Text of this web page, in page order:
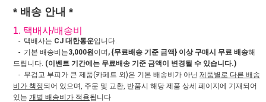
* 배송 안내 *
1. 택배사/배송비
- 택배사는 CJ 대한통운입니다.
- 기본 배송비는3,000원이며, {무료배송 기준 금액} 이상 구매시 무료 배송해
드립니다. (이벤트 기간에는 무료배송 기준 금액이 변경될 수 있습니다.)
- 무겁고 부피가 큰 제품(카페트 외)은 기본 배송비가 아닌 제품별로 다른 배송
비가 책정되어 있으며, 주문 및 교환, 반품시 해당 제품 상세 페이지에 기재되어
있는 개별 배송비가 적용됩니다